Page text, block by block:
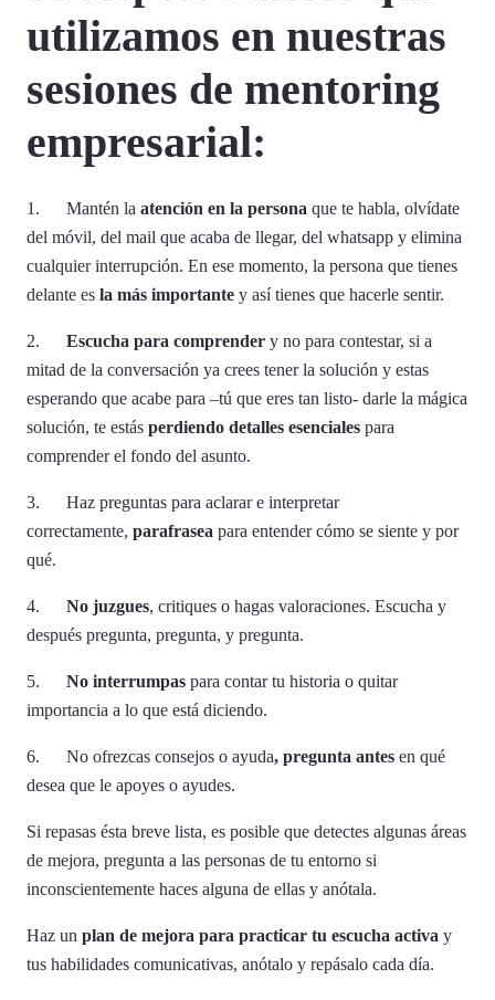
utilizamos en nuestras
sesiones de mentoring
empresarial:
1. Mantén la atención en la persona que te habla, olvídate
del móvil, del mail que acaba de llegar, del whatsapp y elimina
cualquier interrupción. En ese momento, la persona que tienes
delante es la más importante y así tienes que hacerle sentir.
2. Escucha para comprender y no para contestar, si a
mitad de la conversación ya crees tener la solución y estas
esperando que acabe para –tú que eres tan listo- darle la mágica
solución, te estás perdiendo detalles esenciales para
comprender el fondo del asunto.
3. Haz preguntas para aclarar e interpretar
correctamente, parafrasea para entender cómo se siente y por
qué.
4. No juzgues, critiques o hagas valoraciones. Escucha y
después pregunta, pregunta, y pregunta.
5. No interrumpas para contar tu historia o quitar
importancia a lo que está diciendo.
6. No ofrezcas consejos o ayuda, pregunta antes en qué
desea que le apoyes o ayudes.
Si repasas ésta breve lista, es posible que detectes algunas áreas
de mejora, pregunta a las personas de tu entorno si
inconscientemente haces alguna de ellas y anótala.
Haz un plan de mejora para practicar tu escucha activa y
tus habilidades comunicativas, anótalo y repásalo cada día.